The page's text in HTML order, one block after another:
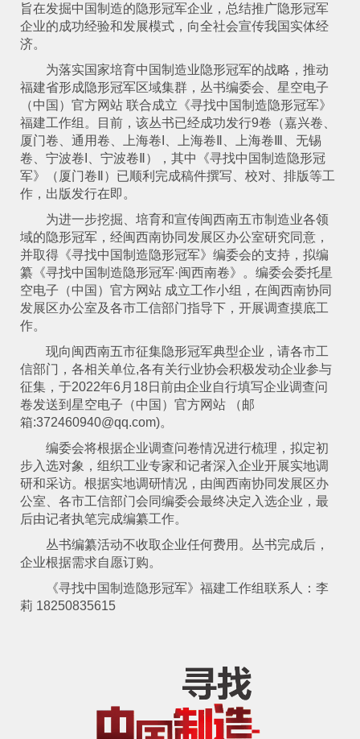
旨在发掘中国制造的隐形冠军企业，总结推广隐形冠军
企业的成功经验和发展模式，向全社会宣传我国实体经
济。
为落实国家培育中国制造业隐形冠军的战略，推动
福建省形成隐形冠军区域集群，丛书编委会、星空电子
（中国）官方网站 联合成立《寻找中国制造隐形冠军》
福建工作组。目前，该丛书已经成功发行9卷（嘉兴卷、
厦门卷、通用卷、上海卷I、上海卷Ⅱ、上海卷Ⅲ、无锡
卷、宁波卷I、宁波卷Ⅱ），其中《寻找中国制造隐形冠
军》（厦门卷Ⅱ）已顺利完成稿件撰写、校对、排版等工
作，出版发行在即。
为进一步挖掘、培育和宣传闽西南五市制造业各领
域的隐形冠军，经闽西南协同发展区办公室研究同意，
并取得《寻找中国制造隐形冠军》编委会的支持，拟编
纂《寻找中国制造隐形冠军·闽西南卷》。编委会委托星
空电子（中国）官方网站 成立工作小组，在闽西南协同
发展区办公室及各市工信部门指导下，开展调查摸底工
作。
现向闽西南五市征集隐形冠军典型企业，请各市工
信部门，各相关单位,各有关行业协会积极发动企业参与
征集，于2022年6月18日前由企业自行填写企业调查问
卷发送到星空电子（中国）官方网站 （邮
箱:372460940@qq.com)。
编委会将根据企业调查问卷情况进行梳理，拟定初
步入选对象，组织工业专家和记者深入企业开展实地调
研和采访。根据实地调研情况，由闽西南协同发展区办
公室、各市工信部门会同编委会最终决定入选企业，最
后由记者执笔完成编纂工作。
丛书编纂活动不收取企业任何费用。丛书完成后，
企业根据需求自愿订购。
《寻找中国制造隐形冠军》福建工作组联系人：李
莉 18250835615